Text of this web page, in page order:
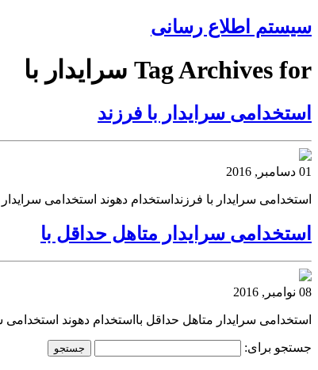
سیستم اطلاع رسانی
Tag Archives for سرایدار با
استخدامی سرایدار با فرزند
01 دسامبر, 2016
استخدامی سرایدار با فرزنداستخدام دهوند استخدامی
استخدامی سرایدار متاهل حداقل با
08 نوامبر, 2016
استخدامی سرایدار متاهل حداقل بااستخدام دهوند استخدامی
جستجو برای: